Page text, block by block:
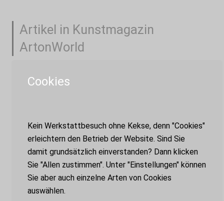
Artikel in Kunstmagazin
ArtonWorld
Cookies
Kein Werkstattbesuch ohne Kekse, denn "Cookies"
erleichtern den Betrieb der Website. Sind Sie
damit grundsätzlich einverstanden? Dann klicken
Sie "Allen zustimmen". Unter "Einstellungen" können
Sie aber auch einzelne Arten von Cookies
auswählen.